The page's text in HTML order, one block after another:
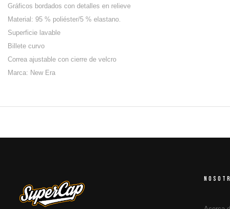
Gráficos bordados con detalles en relieve
Material: 95 % poliéster/5 % elastano.
Superficie lavable
Billete curvo
Correa ajustable con cierre de velcro
Marca: New Era